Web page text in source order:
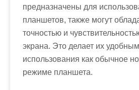
предназначены для
планшетов, также могут
точностью и
экрана. Это делает их
использования как обычное
режиме планшета.